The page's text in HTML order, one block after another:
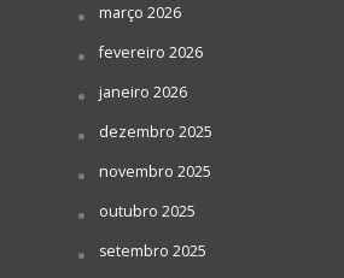
março 2026
fevereiro 2026
janeiro 2026
dezembro 2025
novembro 2025
outubro 2025
setembro 2025